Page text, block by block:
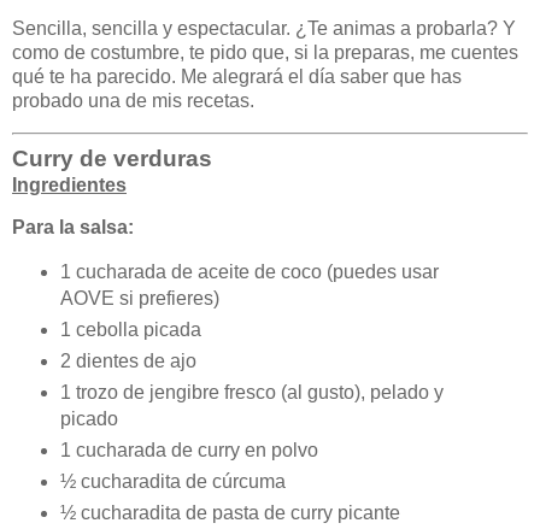
Sencilla, sencilla y espectacular. ¿Te animas a probarla? Y
como de costumbre, te pido que, si la preparas, me cuentes
qué te ha parecido. Me alegrará el día saber que has
probado una de mis recetas.
Curry de verduras
Ingredientes
Para la salsa:
1 cucharada de aceite de coco (puedes usar
AOVE si prefieres)
1 cebolla picada
2 dientes de ajo
1 trozo de jengibre fresco (al gusto), pelado y
picado
1 cucharada de curry en polvo
½ cucharadita de cúrcuma
½ cucharadita de pasta de curry picante